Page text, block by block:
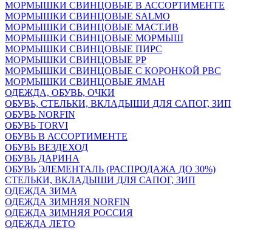
МОРМЫШКИ СВИНЦОВЫЕ В АССОРТИМЕНТЕ
МОРМЫШКИ СВИНЦОВЫЕ SALMO
МОРМЫШКИ СВИНЦОВЫЕ МАСТ.ИВ
МОРМЫШКИ СВИНЦОВЫЕ МОРМЫШ
МОРМЫШКИ СВИНЦОВЫЕ ПИРС
МОРМЫШКИ СВИНЦОВЫЕ РР
МОРМЫШКИ СВИНЦОВЫЕ С КОРОНКОЙ РВС
МОРМЫШКИ СВИНЦОВЫЕ ЯМАН
ОДЕЖДА, ОБУВЬ, ОЧКИ
ОБУВЬ, СТЕЛЬКИ, ВКЛАДЫШИ ДЛЯ САПОГ, ЗИП
ОБУВЬ NORFIN
ОБУВЬ TORVI
ОБУВЬ В АССОРТИМЕНТЕ
ОБУВЬ ВЕЗДЕХОД
ОБУВЬ ДАРИНА
ОБУВЬ ЭЛЕМЕНТАЛЬ (РАСПРОДАЖА ДО 30%)
СТЕЛЬКИ, ВКЛАДЫШИ ДЛЯ САПОГ, ЗИП
ОДЕЖДА ЗИМА
ОДЕЖДА ЗИМНЯЯ NORFIN
ОДЕЖДА ЗИМНЯЯ РОССИЯ
ОДЕЖДА ЛЕТО